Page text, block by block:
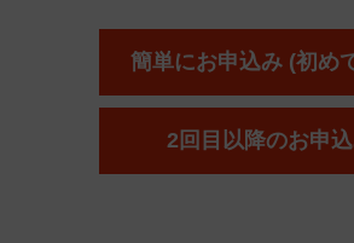
簡単にお申込み (初め
2回目以降のお申